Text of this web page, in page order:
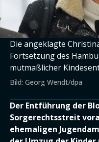
Die angeklagte
Fortsetzung des
mutmaßlicher
Bild: Georg Wendt/dpa
Der Entführung der
Sorgerechtsstreit
ehemaligen